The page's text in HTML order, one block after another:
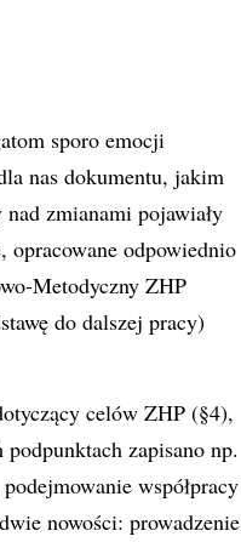
sporo emocji
nas dokumentu, jakim
zmianami pojawiały
opracowane odpowiednio
Metodyczny ZHP
do dalszej pracy)
celów ZHP (§4),
zapisano np.
współpracy
nowości: prowadzenie